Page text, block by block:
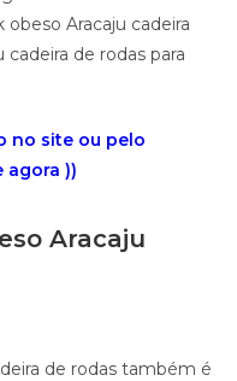
Aracaju cadeira
cadeira de rodas para
no site ou pelo
))
Aracaju
de rodas também é